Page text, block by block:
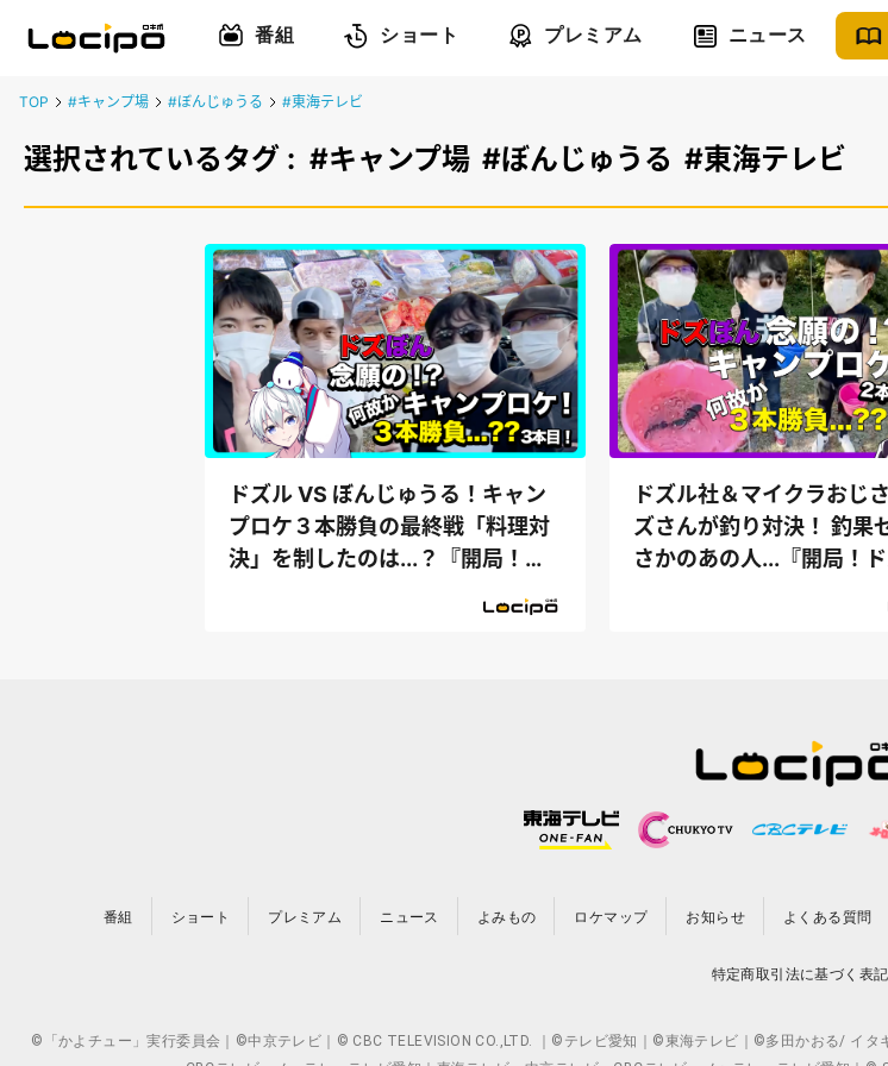
番組 ショート プレミアム ニュース
TOP #キャンプ場 #ぼんじゅうる #東海テレビ
選択されているタグ : #キャンプ場 #ぼんじゅうる #東海テレビ
ドズル VS ぼんじゅうる！キャン
プロケ３本勝負の最終戦「料理対
決」を制したのは...？『開局！ド
ドズル社＆マイクラおじ
ズさんが釣り対決！ 釣果
さかのあの人...『開局！
番組 ショート プレミアム ニュース よみもの ロケマップ お知らせ よくある質問
特定商取引法に基づく表記
©「かよチュー」実行委員会｜©中京テレビ｜© CBC TELEVISION CO.,LTD. ｜©テレビ愛知｜©東海テレビ｜©多田かおる/ イ